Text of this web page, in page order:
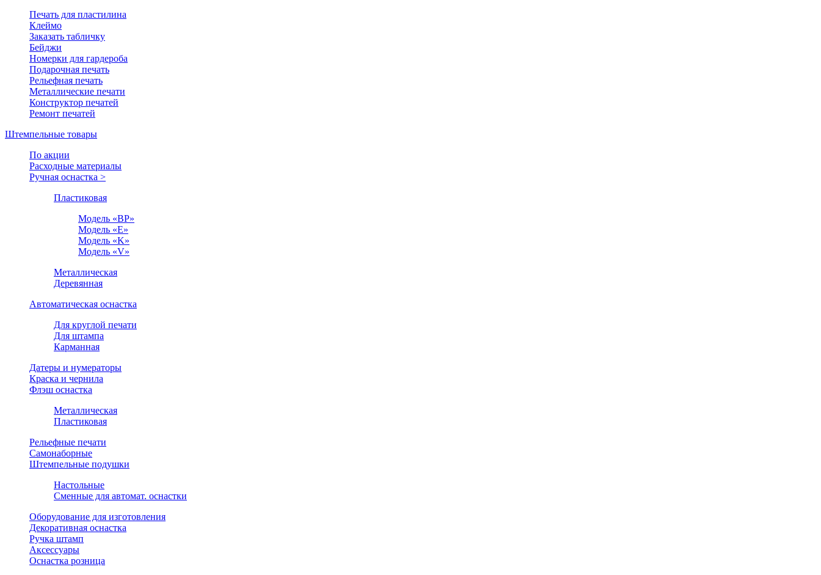
Печать для пластилина
Клеймо
Заказать табличку
Бейджи
Номерки для гардероба
Подарочная печать
Рельефная печать
Металлические печати
Конструктор печатей
Ремонт печатей
Штемпельные товары
По акции
Расходные материалы
Ручная оснастка >
Пластиковая
Модель «BP»
Модель «E»
Модель «K»
Модель «V»
Металлическая
Деревянная
Автоматическая оснастка
Для круглой печати
Для штампа
Карманная
Датеры и нумераторы
Краска и чернила
Флэш оснастка
Металлическая
Пластиковая
Рельефные печати
Самонаборные
Штемпельные подушки
Настольные
Сменные для автомат. оснастки
Оборудование для изготовления
Декоративная оснастка
Ручка штамп
Аксессуары
Оснастка розница